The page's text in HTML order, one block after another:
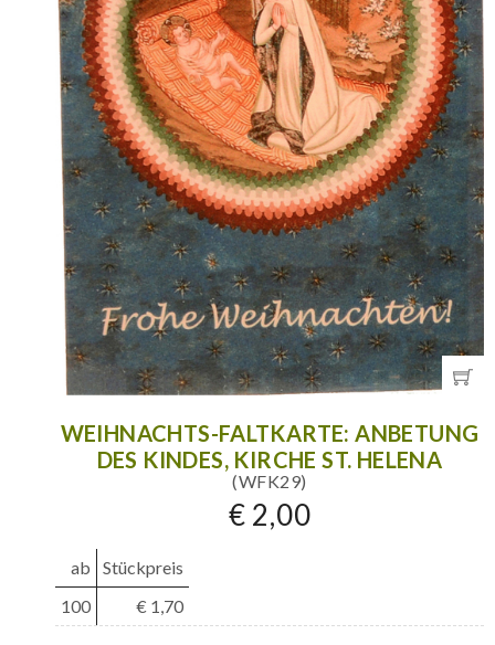
WEIHNACHTS-FALTKARTE: ANBETUNG
DES KINDES, KIRCHE ST. HELENA
(WFK29)
€ 2,00
ab
Stückpreis
100
€ 1,70